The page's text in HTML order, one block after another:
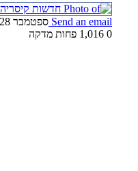
Send an email ספטמבר 28, 2023
0
פחות מדקה